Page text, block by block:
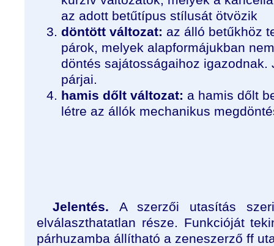
az adott betűtípus stílusát ötvözik
döntött változat: az álló betűkhöz
párok, melyek alapformájukban
döntés sajátosságaihoz igazodnak.
párjai.
hamis dőlt változat: a hamis dőlt
létre az állók mechanikus
Jelentés. A szerzői utasítás
elválaszthatatlan része. Funkcióját
párhuzamba állítható a zeneszerző ff